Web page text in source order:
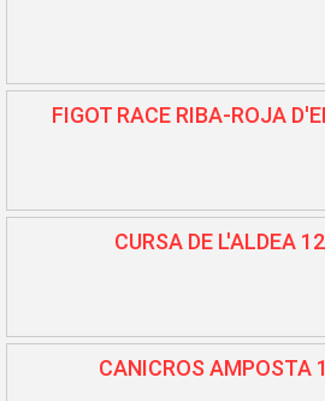
FIGOT RACE RIBA-ROJA
CURSA DE L'ALDEA
CANICROS